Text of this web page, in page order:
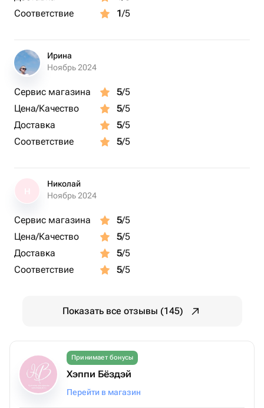
Соответствие
1/5
Ирина
Ноябрь 2024
Сервис магазина 5/5
Цена/Качество
5/5
Доставка
5/5
Соответствие
5/5
Николай
Ноябрь 2024
Сервис магазина 5/5
Цена/Качество
5/5
Доставка
5/5
Соответствие
5/5
Показать все отзывы (145)
Принимает бонусы
Хэппи Бёздэй
Перейти в магазин